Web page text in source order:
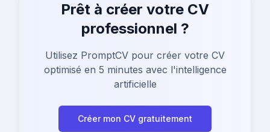
Prêt à créer votre CV
professionnel ?
Utilisez PromptCV pour créer votre CV
optimisé en 5 minutes avec l'intelligence
artificielle
Créer mon CV gratuitement